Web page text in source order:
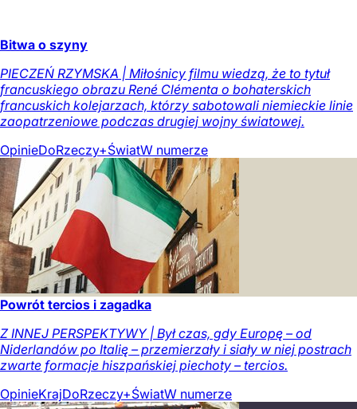
Bitwa o szyny
PIECZEŃ RZYMSKA | Miłośnicy filmu wiedzą, że to tytuł
francuskiego obrazu René Clémenta o bohaterskich
francuskich kolejarzach, którzy sabotowali niemieckie linie
zaopatrzeniowe podczas drugiej wojny światowej.
OpinieDoRzeczy+ŚwiatW numerze
Powrót tercios i zagadka
Z INNEJ PERSPEKTYWY | Był czas, gdy Europę – od
Niderlandów po Italię – przemierzały i siały w niej postrach
zwarte formacje hiszpańskiej piechoty – tercios.
OpinieKrajDoRzeczy+ŚwiatW numerze